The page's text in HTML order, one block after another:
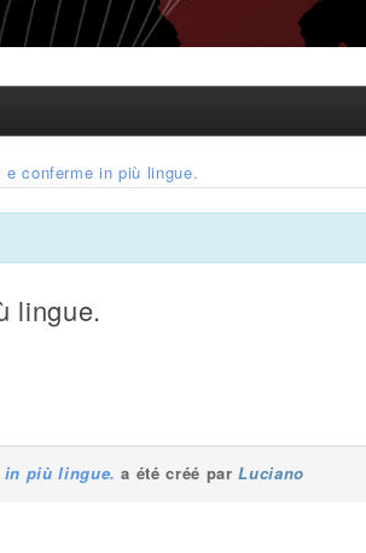
conferme in più lingue.
lingue.
in più lingue. a été créé parLuciano